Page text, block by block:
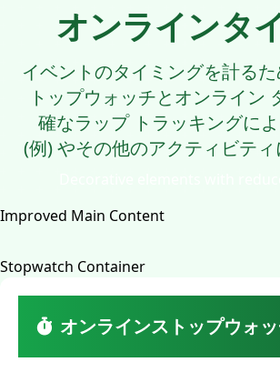
オンラインタ
イベントのタイミングを計る
トップウォッチとオンライン
確なラップ トラッキングに
(例) やその他のアクティビティ
Improved Main Content
Stopwatch Container
オンラインストップウォ